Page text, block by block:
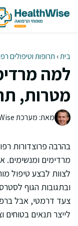
לתוכן
בית› תרופות וטיפולים
למה
מטרות,
מאת: מערכת Health Wise | צוות העריכה
בהרבה פרוצדורות
מרדימים ומנשימים.
לצוות לבצע טיפול
ובתגובות הגוף
צעד דרמטי, אבל
לייצר תנאים בטוחים